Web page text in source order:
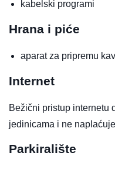
kabelski programi
Hrana i piće
aparat za pripremu
Internet
Bežični pristup internetu
jedinicama i ne
Parkiralište